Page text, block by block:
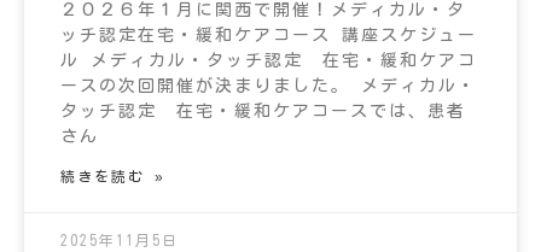
２０２６年１月に関西で開催！メディカル・タ
ッチ認定在宅・緩和ケアコース 講座スケジュー
ル メディカル・タッチ認定 在宅・緩和ケアコ
ースの次回開催が決まりました。 メディカル・
タッチ認定 在宅・緩和ケアコースでは、患者
さん
続きを読む »
2025年11月5日